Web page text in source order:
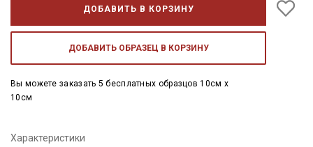
ДОБАВИТЬ В КОРЗИНУ
ДОБАВИТЬ ОБРАЗЕЦ В КОРЗИНУ
Вы можете заказать 5 бесплатных образцов 10см x
10см
Характеристики